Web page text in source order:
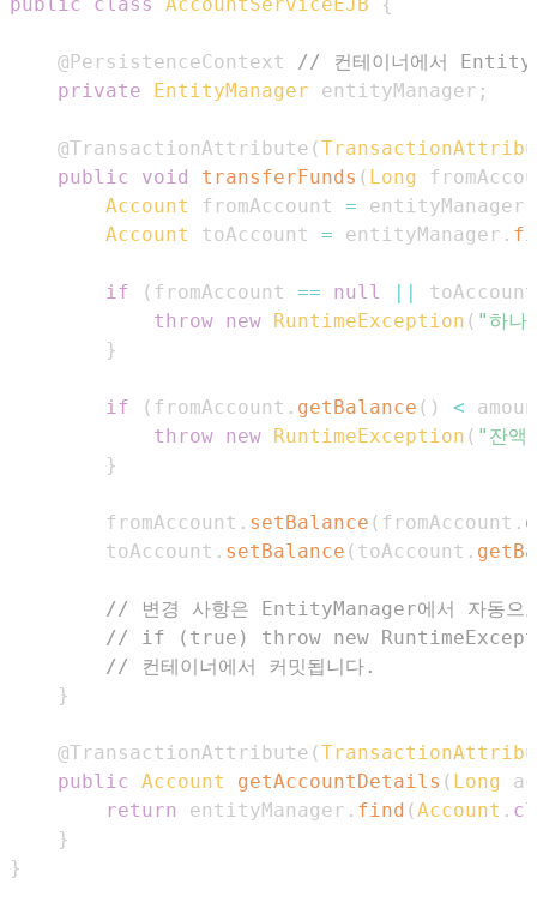
@PersistenceContext
// 컨테이너에서
private
EntityManager entityManager ;
@TransactionAttribute (
public
void transferFunds ( Long
Account
fromAccount = entityManager
Account
toAccount = entityManager .
if ( fromAccount == null
throw new RuntimeException ( "하나
}
if ( fromAccount . getBalance ( ) <
throw new RuntimeException ( "잔액
}
        fromAccount
. setBalance ( fromAccount .
        toAccount
. setBalance ( toAccount .
// 변경 사항은 EntityManager에서 자동으
// if (true) throw new
// 컨테이너에서 커밋됩니다.
}
@TransactionAttribute (
public Account getAccountDetails ( Long
return
entityManager . find (Account .
}
}